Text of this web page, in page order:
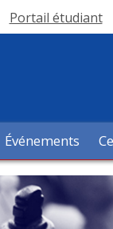
Portail étudiant
Événements